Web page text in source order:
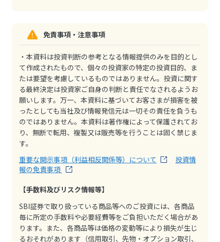
免責事項・注意事項
・本資料は投資判断の参考となる情報提供のみを目的とし
て作成されたもので、個々の投資家の特定の投資目的、ま
たは要望を考慮しているものではありません。投資に関す
る最終決定は投資家ご自身の判断と責任でなされるようお
願いします。万一、本資料に基づいてお客さまが損害を被
ったとしても当社及び情報発信元は一切その責任を負うも
のではありません。本資料は著作権によって保護されてお
り、無断で転用、複製又は販売等を行うことは固く禁じま
す。
重要な開示事項（利益相反関係等）について
投資情
報の免責事項
【手数料及びリスク情報等】
SBI証券で取り扱っている商品等へのご投資には、各商品
毎に所定の手数料や必要経費等をご負担いただく場合があ
ります。また、各商品等は価格の変動等により損失が生じ
るおそれがあります（信用取引、先物・オプション取引、